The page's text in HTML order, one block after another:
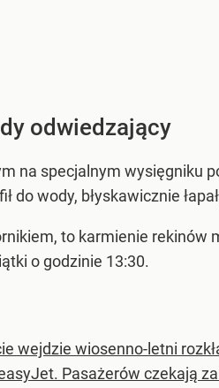
odwiedzający
na specjalnym wysięgniku
do wody, błyskawicznie
to karmienie rekinów
o godzinie 13:30.
wejdzie wiosenno-letni
Pasażerów czekają